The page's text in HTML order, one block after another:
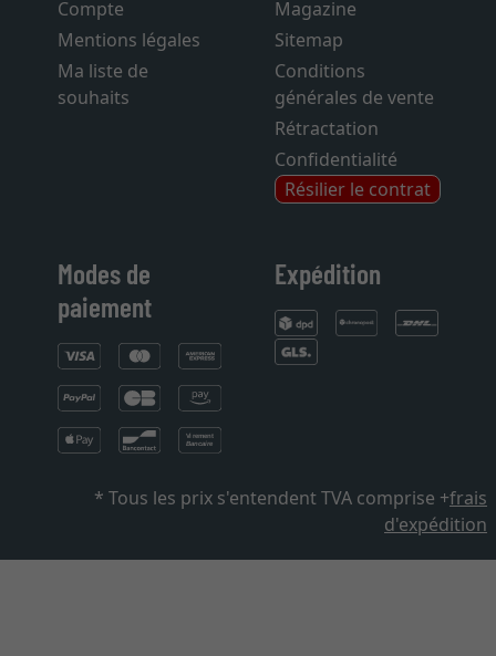
Compte
Mentions légales
Ma liste de
souhaits
Magazine
Sitemap
Conditions
générales de vente
Rétractation
Confidentialité
Résilier le contrat
Modes de
paiement
Expédition
* Tous les prix s'entendent TVA comprise +frais
d'expédition